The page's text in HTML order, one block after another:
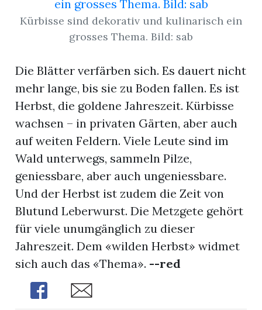
App
Kürbisse sind dekorativ und kulinarisch ein
grosses Thema. Bild: sab
Die Blätter verfärben sich. Es dauert nicht
mehr lange, bis sie zu Boden fallen. Es ist
Herbst, die goldene Jahreszeit. Kürbisse
wachsen – in privaten Gärten, aber auch
auf weiten Feldern. Viele Leute sind im
Wald unterwegs, sammeln Pilze,
geniessbare, aber auch ungeniessbare.
Und der Herbst ist zudem die Zeit von
Blutund Leberwurst. Die Metzgete gehört
für viele unumgänglich zu dieser
Jahreszeit. Dem «wilden Herbst» widmet
sich auch das «Thema». --red
Share
Share